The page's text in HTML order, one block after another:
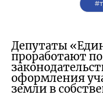
Депутаты
проработают
оформления
земли в